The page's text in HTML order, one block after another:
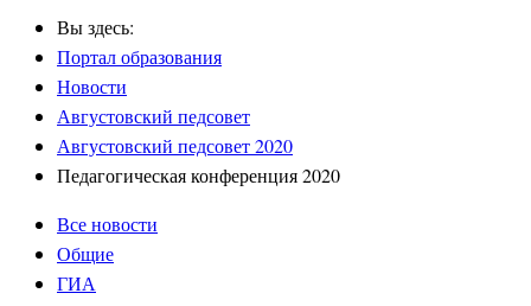
Вы здесь:
Портал образования
Новости
Августовский педсовет
Августовский педсовет 2020
Педагогическая конференция 2020
Все новости
Общие
ГИА